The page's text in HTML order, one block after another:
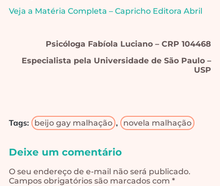
Veja a Matéria Completa – Capricho Editora Abril
Psicóloga Fabíola Luciano – CRP 104468
Especialista pela Universidade de São Paulo –
USP
Tags: beijo gay malhação , novela malhação
Deixe um comentário
O seu endereço de e-mail não será publicado.
Campos obrigatórios são marcados com *